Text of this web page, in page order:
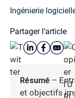
Ingénierie
Partager l’article
Résumé –
et objectifs